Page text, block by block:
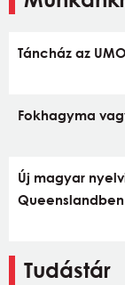
Táncház az
Fokhagyma
Új magyar
Queenslandben
Tudástár